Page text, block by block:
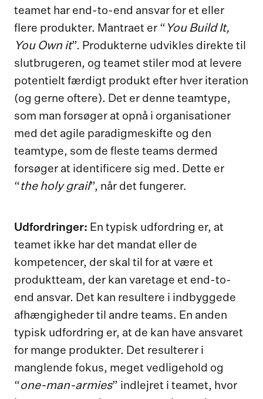
teamet har end-to-end ansvar for et eller
flere produkter. Mantraet er “ You Build It,
You Own it”. Produkterne udvikles direkte til
slutbrugeren, og teamet stiler mod at levere
potentielt færdigt produkt efter hver iteration
(og gerne oftere). Det er denne teamtype,
som man forsøger at opnå i organisationer
med det agile paradigmeskifte og den
teamtype, som de fleste teams dermed
forsøger at identificere sig med. Dette er
“ the holy grail”, når det fungerer.
Udfordringer: En typisk udfordring er, at
teamet ikke har det mandat eller de
kompetencer, der skal til for at være et
produktteam, der kan varetage et end-to-
end ansvar. Det kan resultere i indbyggede
afhængigheder til andre teams. En anden
typisk udfordring er, at de kan have ansvaret
for mange produkter. Det resulterer i
manglende fokus, meget vedligehold og
“ one-man-armies” indlejret i teamet, hvor